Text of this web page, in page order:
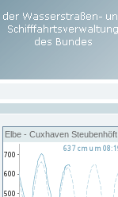
Elbe - Cuxhaven Steubenhöft